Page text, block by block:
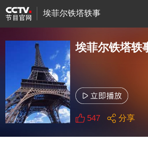
埃菲尔铁塔轶事
埃菲尔铁塔轶
547 分享